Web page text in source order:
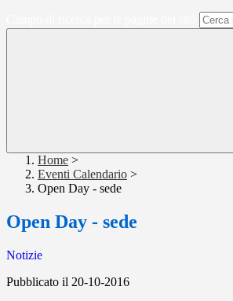
Home >
Eventi Calendario >
Open Day - sede
Open Day - sede
Notizie
Pubblicato il 20-10-2016